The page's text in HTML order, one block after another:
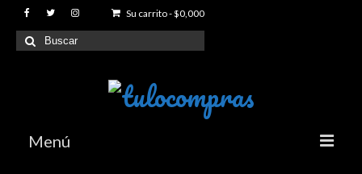
Su carrito-$0,000
Buscar
por:
Menú